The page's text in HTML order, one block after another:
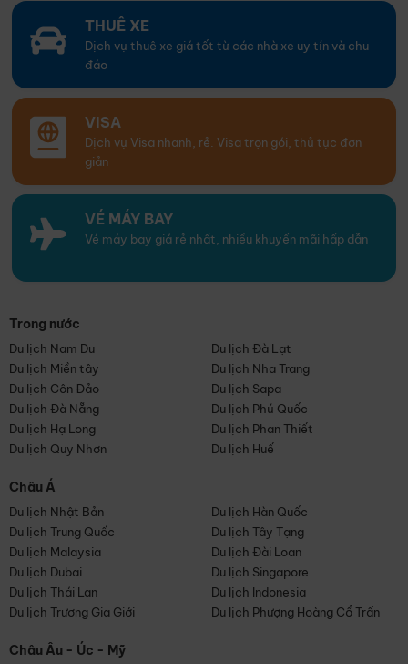
THUÊ XE
Dịch vụ thuê xe giá tốt từ các nhà xe uy tín và chu
đáo
VISA
Dịch vụ Visa nhanh, rẻ. Visa trọn gói, thủ tục đơn
giản
VÉ MÁY BAY
Vé máy bay giá rẻ nhất, nhiều khuyến mãi hấp dẫn
Trong nước
Du lịch Nam Du
Du lịch Đà Lạt
Du lịch Miền tây
Du lịch Nha Trang
Du lịch Côn Đảo
Du lịch Sapa
Du lịch Đà Nẵng
Du lịch Phú Quốc
Du lịch Hạ Long
Du lịch Phan Thiết
Du lịch Quy Nhơn
Du lịch Huế
Châu Á
Du lịch Nhật Bản
Du lịch Hàn Quốc
Du lịch Trung Quốc
Du lịch Tây Tạng
Du lịch Malaysia
Du lịch Đài Loan
Du lịch Dubai
Du lịch Singapore
Du lịch Thái Lan
Du lịch Indonesia
Du lịch Trương Gia Giới
Du lịch Phượng Hoàng Cổ Trấn
Châu Âu - Úc - Mỹ